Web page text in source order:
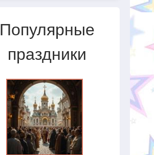
Популярные
праздники